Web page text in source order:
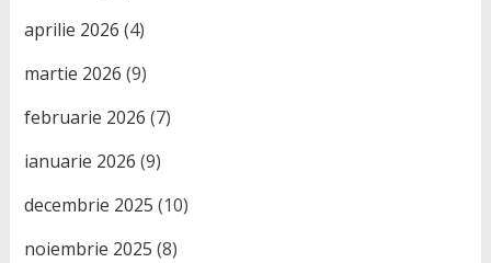
aprilie 2026 (4)
martie 2026 (9)
februarie 2026 (7)
ianuarie 2026 (9)
decembrie 2025 (10)
noiembrie 2025 (8)